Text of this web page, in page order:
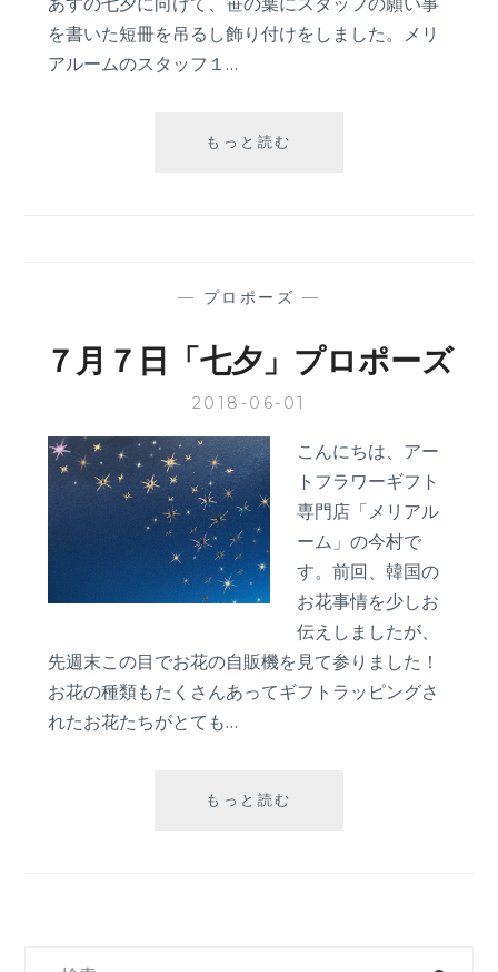
を書いた短冊を吊るし飾り付けをしました。メリ
アルームのスタッフ１…
もっと読む
ト
節
行
を
楽
し
夕-
— プロポーズ —
７月７日「七夕」プロポーズ
2018-06-01
こんにちは、アー
トフラワーギフト
専門店「メリアル
ーム」の今村で
す。前回、韓国の
お花事情を少しお
伝えしましたが、
先週末この目でお花の自販機を見て参りました！
お花の種類もたくさんあってギフトラッピングさ
れたお花たちがとても…
もっと読む